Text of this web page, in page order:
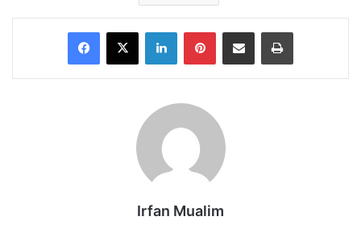
Facebook
X LinkedInPinterestShare via Email Print
Irfan Mualim